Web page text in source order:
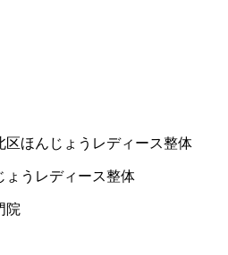
区ほんじょうレディース整体
院